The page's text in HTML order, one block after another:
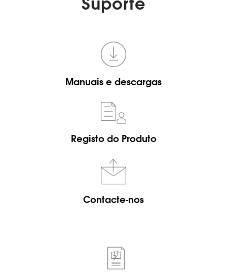
Suporte
Manuais e descargas
Registo do Produto
Contacte-nos